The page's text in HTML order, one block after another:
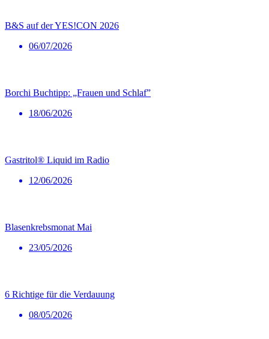
B&S auf der YES!CON 2026
06/07/2026
Borchi Buchtipp: „Frauen und Schlaf”
18/06/2026
Gastritol® Liquid im Radio
12/06/2026
Blasenkrebsmonat Mai
23/05/2026
6 Richtige für die Verdauung
08/05/2026